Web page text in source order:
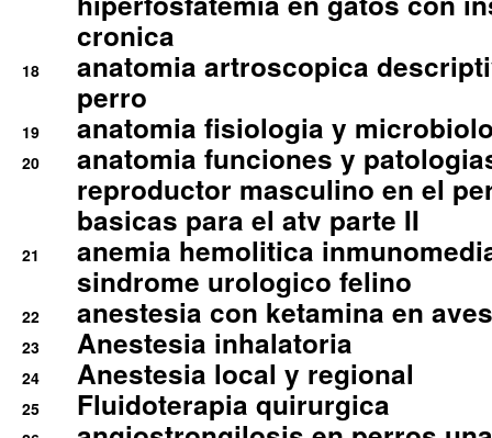
cronica
18
anatomia artroscopica
perro
19 anatomia fisiologia y
20
anatomia funciones y
reproductor masculino en el
basicas para el atv parte II
21
anemia hemolitica
sindrome urologico felino
22 anestesia con ketamina en
23 Anestesia inhalatoria
24 Anestesia local y regional
25 Fluidoterapia quirurgica